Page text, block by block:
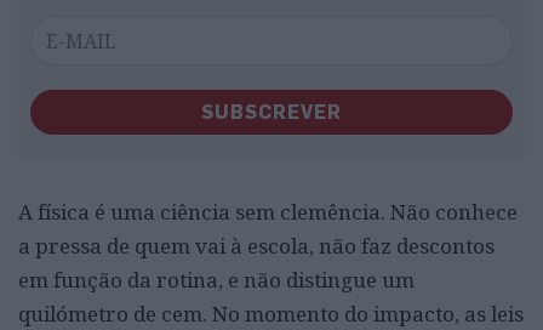
SUBSCREVER
A física é uma ciência sem clemência. Não conhece
a pressa de quem vai à escola, não faz descontos
em função da rotina, e não distingue um
quilómetro de cem. No momento do impacto, as leis